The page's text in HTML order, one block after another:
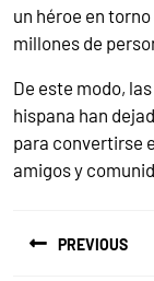
un héroe en
millones de
De este modo,
hispana han
para convertirse
amigos y
PREVIOUS